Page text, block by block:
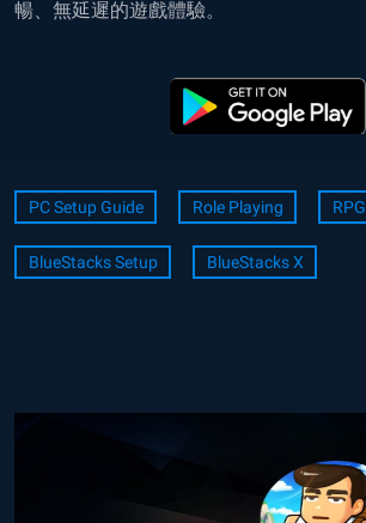
暢、 無延遲的遊戲體驗。
PC Setup Guide Role Playing RPG
BlueStacks Setup BlueStacks X